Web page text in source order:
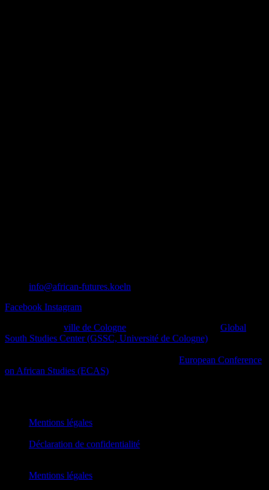
info@african-futures.koeln
Facebook Instagram
ville de Cologne
Global
South Studies Center (GSSC, Université de Cologne)
European Conference
on African Studies (ECAS)
Mentions légales
Déclaration de confidentialité
Mentions légales